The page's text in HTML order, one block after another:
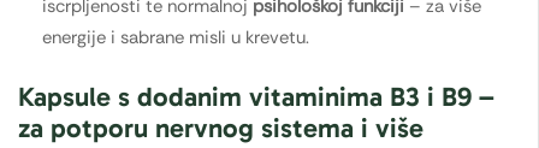
iscrpljenosti te normalnoj psihološkoj funkciji – za više
energije i sabrane misli u krevetu.
Kapsule s dodanim vitaminima B3 i B9 –
za potporu nervnog sistema i više